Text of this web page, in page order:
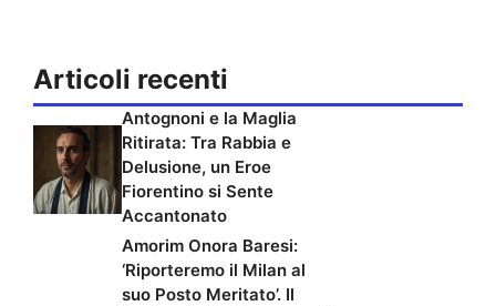
Articoli recenti
Antognoni e la Maglia
Ritirata: Tra Rabbia e
Delusione, un Eroe
Fiorentino si Sente
Accantonato
Amorim Onora Baresi:
‘Riporteremo il Milan al
suo Posto Meritato’. Il